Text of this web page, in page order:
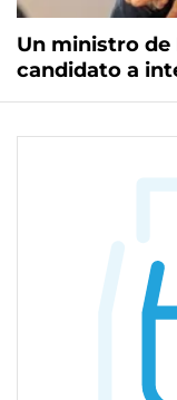
Un ministro de
candidato a